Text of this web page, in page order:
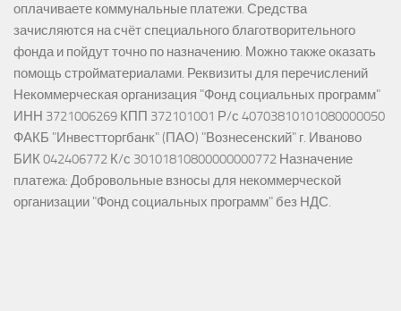
оплачиваете коммунальные платежи. Средства
зачисляются на счёт специального благотворительного
фонда и пойдут точно по назначению. Можно также оказать
помощь стройматериалами. Реквизиты для перечислений
Некоммерческая организация "Фонд социальных программ"
ИНН 3721006269 КПП 372101001 Р/с 40703810101080000050
ФАКБ "Инвестторгбанк" (ПАО) "Вознесенский" г. Иваново
БИК 042406772 К/с 30101810800000000772 Назначение
платежа: Добровольные взносы для некоммерческой
организации "Фонд социальных программ" без НДС.